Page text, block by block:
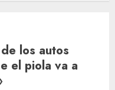
los autos
el piola va a